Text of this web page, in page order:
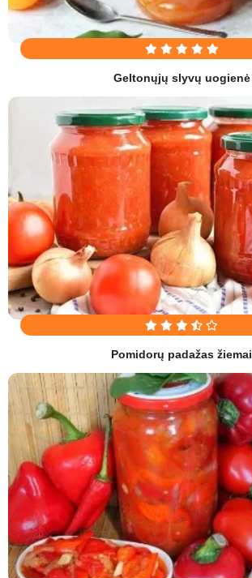
Geltonųjų slyvų uogienė
Pomidorų padažas žiemai